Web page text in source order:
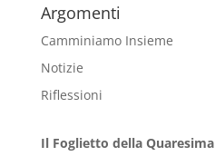
Argomenti
Camminiamo Insieme
Notizie
Riflessioni
Il Foglietto della Quaresima